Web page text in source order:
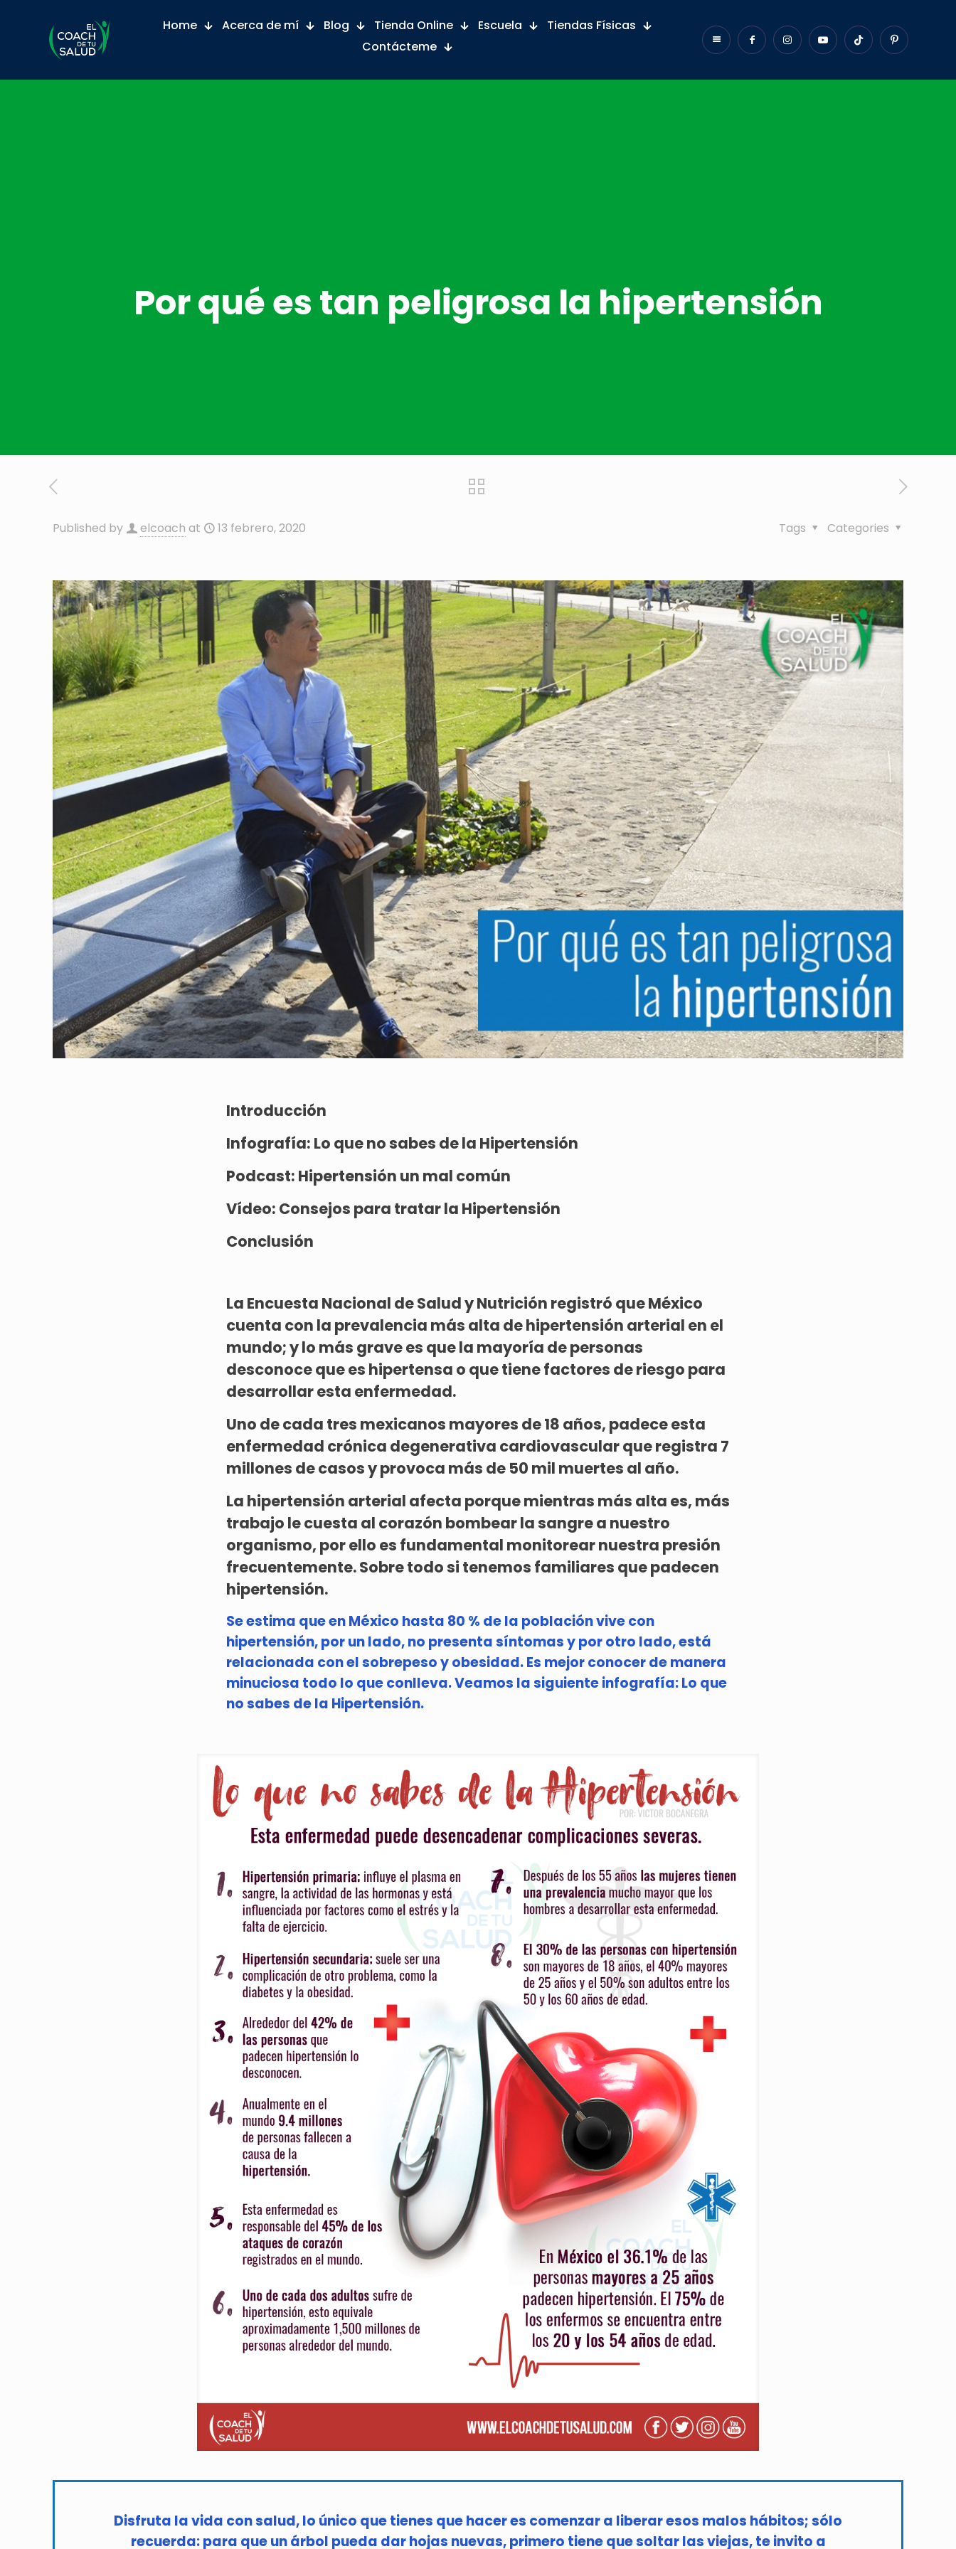
Home Acerca de mí Blog Tienda Online Escuela
Tiendas Físicas
Contácteme
Por qué es tan peligrosa la hipertensión
Published by elcoach at 13 febrero, 2020 Categories
Tags
Introducción
Infografía: Lo que no sabes de la Hipertensión
Podcast: Hipertensión un mal común
Vídeo: Consejos para tratar la Hipertensión
Conclusión
La Encuesta Nacional de Salud y Nutrición registró que México
cuenta con la prevalencia más alta de hipertensión arterial en el
mundo; y lo más grave es que la mayoría de personas
desconoce que es hipertensa o que tiene factores de riesgo para
desarrollar esta enfermedad.
Uno de cada tres mexicanos mayores de 18 años, padece esta
enfermedad crónica degenerativa cardiovascular que registra 7
millones de casos y provoca más de 50 mil muertes al año.
La hipertensión arterial afecta porque mientras más alta es, más
trabajo le cuesta al corazón bombear la sangre a nuestro
organismo, por ello es fundamental monitorear nuestra presión
frecuentemente. Sobre todo si tenemos familiares que padecen
hipertensión.
Se estima que en México hasta 80 % de la población vive con
hipertensión, por un lado, no presenta síntomas y por otro lado, está
relacionada con el sobrepeso y obesidad. Es mejor conocer de manera
minuciosa todo lo que conlleva. Veamos la siguiente infografía: Lo que
no sabes de la Hipertensión.
Disfruta la vida con salud, lo único que tienes que hacer es comenzar a liberar esos malos hábitos; sólo
recuerda: para que un árbol pueda dar hojas nuevas, primero tiene que soltar las viejas, te invito a